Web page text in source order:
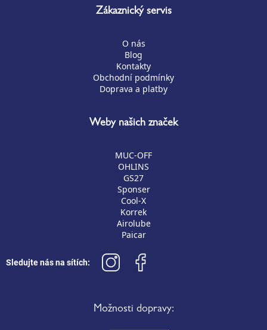
Zákaznický servis
O nás
Blog
Kontakty
Obchodní podmínky
Doprava a platby
Weby našich značek
MUC-OFF
OHLINS
GS27
Sponser
Cool-X
Korrek
Airolube
Paicar
Sledujte nás na sítích:
Možnosti dopravy: